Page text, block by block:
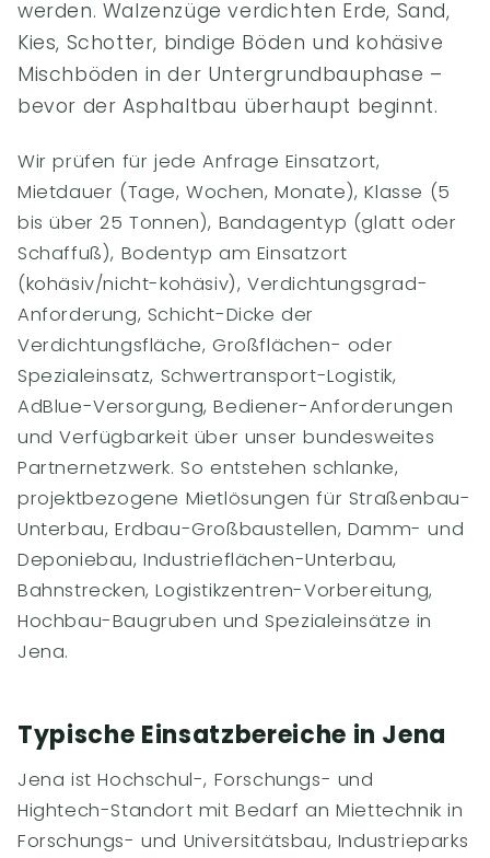
werden. Walzenzüge verdichten Erde, Sand,
Kies, Schotter, bindige Böden und kohäsive
Mischböden in der Untergrundbauphase –
bevor der Asphaltbau überhaupt beginnt.
Wir prüfen für jede Anfrage Einsatzort,
Mietdauer (Tage, Wochen, Monate), Klasse (5
bis über 25 Tonnen), Bandagentyp (glatt oder
Schaffuß), Bodentyp am Einsatzort
(kohäsiv/nicht-kohäsiv), Verdichtungsgrad-
Anforderung, Schicht-Dicke der
Verdichtungsfläche, Großflächen- oder
Spezialeinsatz, Schwertransport-Logistik,
AdBlue-Versorgung, Bediener-Anforderungen
und Verfügbarkeit über unser bundesweites
Partnernetzwerk. So entstehen schlanke,
projektbezogene Mietlösungen für Straßenbau-
Unterbau, Erdbau-Großbaustellen, Damm- und
Deponiebau, Industrieflächen-Unterbau,
Bahnstrecken, Logistikzentren-Vorbereitung,
Hochbau-Baugruben und Spezialeinsätze in
Jena.
Typische Einsatzbereiche in Jena
Jena ist Hochschul-, Forschungs- und
Hightech-Standort mit Bedarf an Miettechnik in
Forschungs- und Universitätsbau, Industrieparks